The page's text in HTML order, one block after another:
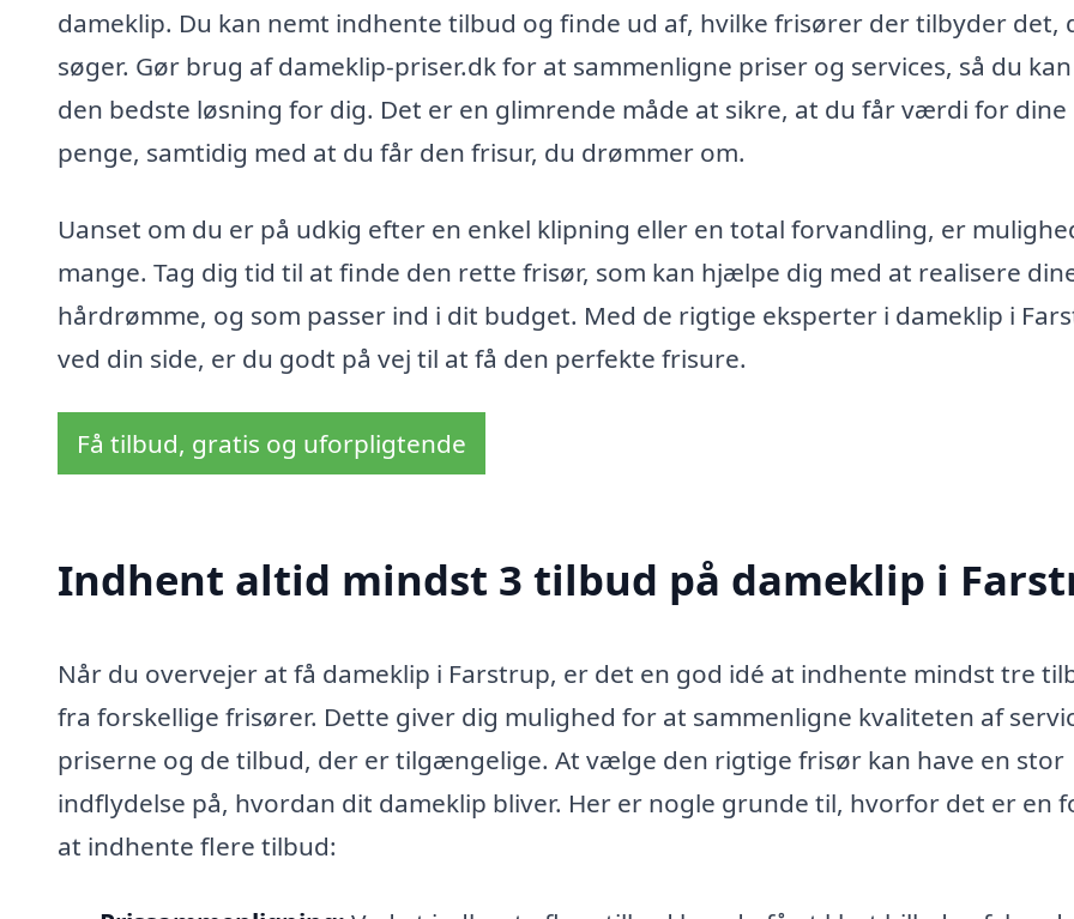
dameklip. Du kan nemt indhente tilbud og finde ud af, hvilke frisører der tilbyder det,
søger. Gør brug af dameklip-priser.dk for at sammenligne priser og services, så du
den bedste løsning for dig. Det er en glimrende måde at sikre, at du får værdi for dine
penge, samtidig med at du får den frisur, du drømmer om.
Uanset om du er på udkig efter en enkel klipning eller en total forvandling, er
mange. Tag dig tid til at finde den rette frisør, som kan hjælpe dig med at realisere
hårdrømme, og som passer ind i dit budget. Med de rigtige eksperter i dameklip i
ved din side, er du godt på vej til at få den perfekte frisure.
Få tilbud, gratis og uforpligtende
Indhent altid mindst 3 tilbud på dameklip i
Når du overvejer at få dameklip i Farstrup, er det en god idé at indhente mindst tre
fra forskellige frisører. Dette giver dig mulighed for at sammenligne kvaliteten af
priserne og de tilbud, der er tilgængelige. At vælge den rigtige frisør kan have en stor
indflydelse på, hvordan dit dameklip bliver. Her er nogle grunde til, hvorfor det er en
at indhente flere tilbud: